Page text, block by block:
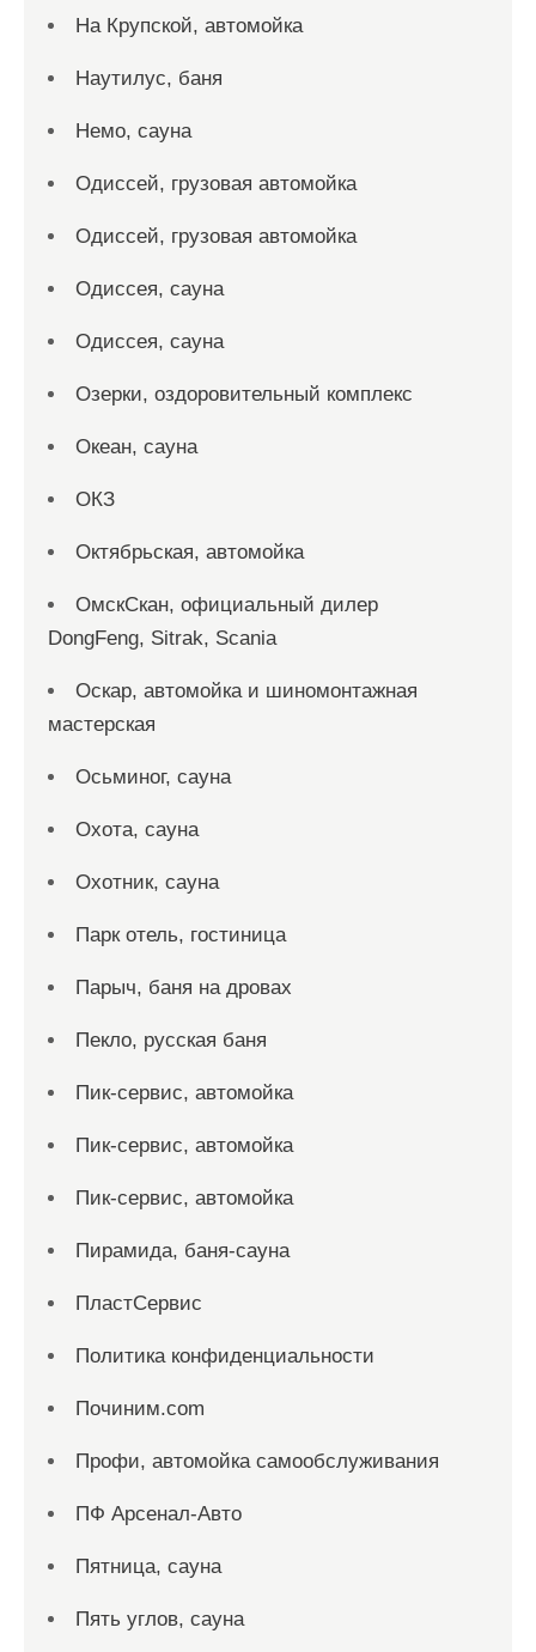
На Крупской, автомойка
Наутилус, баня
Немо, сауна
Одиссей, грузовая автомойка
Одиссей, грузовая автомойка
Одиссея, сауна
Одиссея, сауна
Озерки, оздоровительный комплекс
Океан, сауна
ОКЗ
Октябрьская, автомойка
ОмскСкан, официальный дилер
DongFeng, Sitrak, Scania
Оскар, автомойка и шиномонтажная
мастерская
Осьминог, сауна
Охота, сауна
Охотник, сауна
Парк отель, гостиница
Парыч, баня на дровах
Пекло, русская баня
Пик-сервис, автомойка
Пик-сервис, автомойка
Пик-сервис, автомойка
Пирамида, баня-сауна
ПластСервис
Политика конфиденциальности
Починим.com
Профи, автомойка самообслуживания
ПФ Арсенал-Авто
Пятница, сауна
Пять углов, сауна